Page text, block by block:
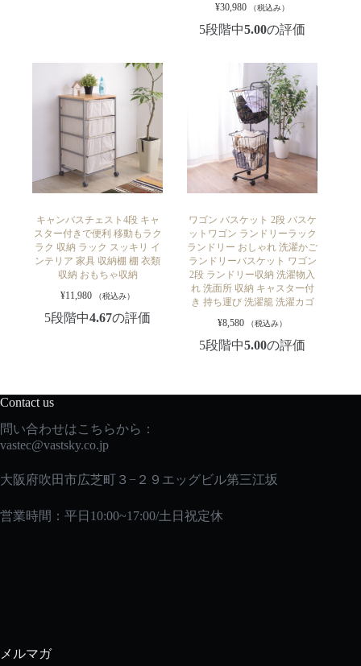
¥30,980 （税込み）
5段階中5.00の評価
キャンバスチェスト4段 キャ
スター付きで便利 移動もラク
ラク 収納 ラック スッキリ イ
ンテリア 家具 収納棚 棚 衣類
収納 おもちゃ収納
¥11,980 （税込み）
5段階中4.67の評価
ワゴン バスケット 2段 バスケ
ットワゴン ランドリーラック
ランドリー おしゃれ 洗濯かご
ランドリーバスケット ワゴン
2段 ランドリー収納 洗濯物入
れ 洗面所 収納 キャスター付
き 持ち運び 洗濯籠 洗濯カゴ
¥8,580 （税込み）
5段階中5.00の評価
Contact us
問い合わせはこちらから：
vastec@vastsky.co.jp
大阪府吹田市広芝町３−２９エッグビル第三江坂
営業時間：平日10:00~17:00/土日祝定休
メルマガ